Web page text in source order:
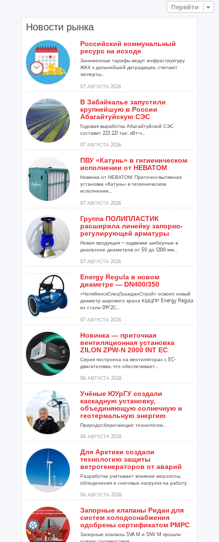
Перейти
Новости рынка
Российский коммунальный
ресурс на исходе
Заниженные тарифы ведут инфраструктуру
ЖКХ к дальнейшей деградации, считают
эксперты...
07 АВГУСТА 2026
В Забайкалье запустили
крупнейшую в России
Абагайтуйскую СЭС
Годовая выработка Абагайтуйской СЭС
составит 223 221 тыс. кВт-ч...
07 АВГУСТА 2026
ПВУ «Катунь» в гигиеническом
исполнении от НЕВАТОМ
Новинка от НЕВАТОМ: Приточно-вытяжная
установка «Катунь» в гигиеническом
исполнении...
07 АВГУСТА 2026
Группа ПОЛИПЛАСТИК
расширила линейку запорно-
регулирующей арматуры
Новая продукция – задвижки шиберные в
диапазоне диаметров от 50 до 1200 мм...
07 АВГУСТА 2026
Energy Regula в новом
диаметре — DN400/350
«ЧелябинскСпецГражданСтрой» освоил новый
диаметр шарового крана КШЦПР Energy Regula
из стали 09Г2С...
07 АВГУСТА 2026
Новинка — приточная
вентиляционная установка
ZILON ZPW-N 2000 INT EC
Серия построена на вентиляторах с EC-
двигателями, что обеспечивает...
06 АВГУСТА 2026
Учёные ЮУрГУ создали
каскадную установку,
объединяющую солнечную и
геотермальную энергию
Природосберегающие технологии...
06 АВГУСТА 2026
Для Арктики создали
технологию защиты
ветрогенераторов от аварий
Разработка учитывает влияние мерзлоты,
обледенения и снеговых нагрузок на работу
06 АВГУСТА 2026
Запорные клапаны Ридан для
систем холодоснабжения
одобрены сертификатом РМРС
Запорные клапаны SVA M и SNV M прошли